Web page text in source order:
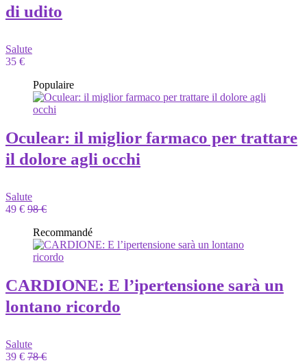
di udito
Salute
35 €
Populaire
Oculear: il miglior farmaco per trattare
il dolore agli occhi
Salute
49 € 98 €
Recommandé
CARDIONE: E l’ipertensione sarà un
lontano ricordo
Salute
39 € 78 €